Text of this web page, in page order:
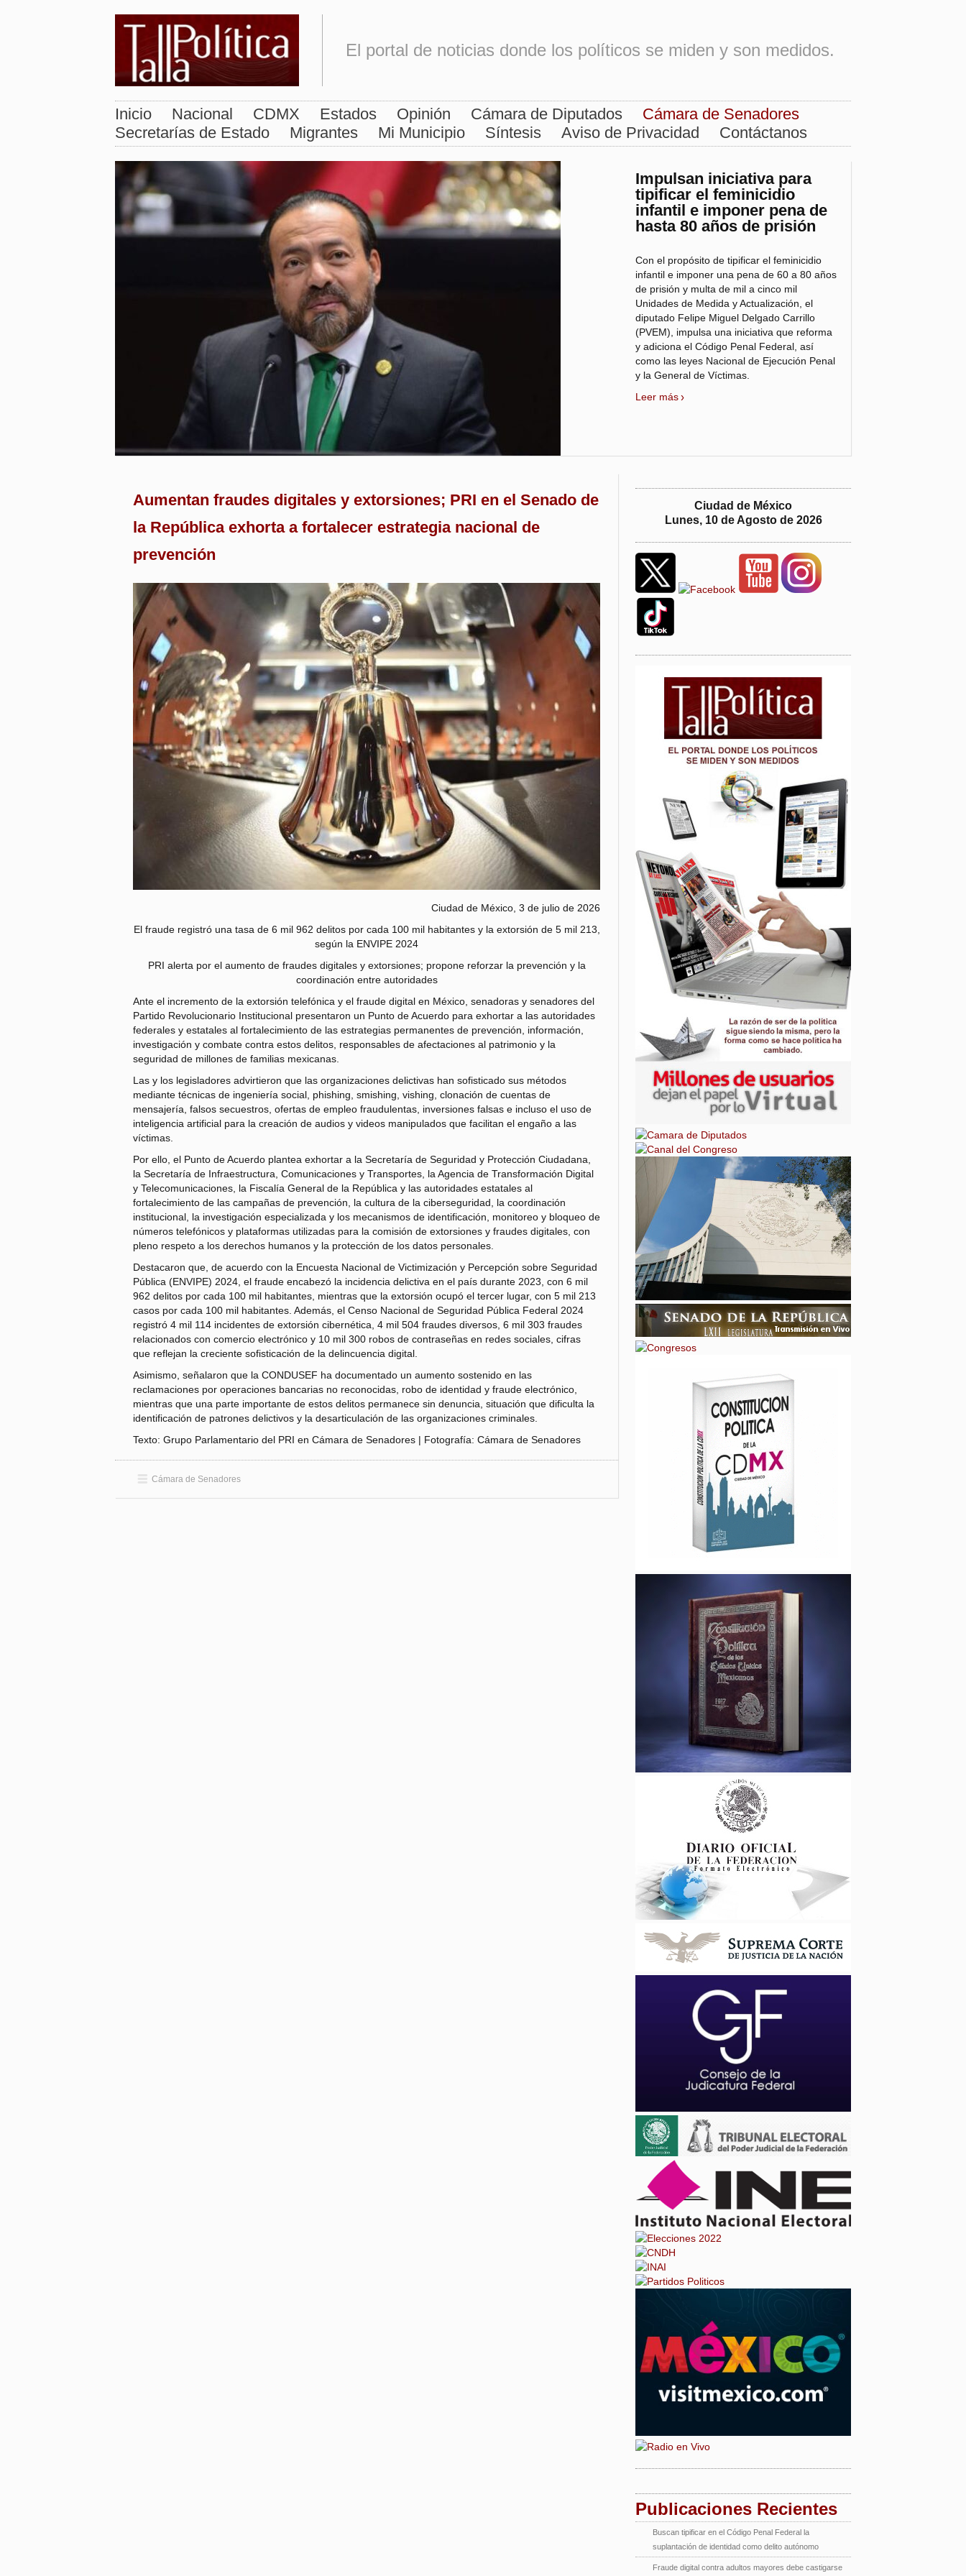
El portal de noticias donde los políticos se miden y son medidos.
Inicio Nacional CDMX Estados Opinión Cámara de Diputados
Cámara de Senadores
Secretarías de Estado
Migrantes Mi Municipio Síntesis Aviso de Privacidad Contáctanos
Impulsan iniciativa para
tipificar el feminicidio
infantil e imponer pena de
hasta 80 años de prisión
Con el propósito de tipificar el feminicidio
infantil e imponer una pena de 60 a 80 años
de prisión y multa de mil a cinco mil
Unidades de Medida y Actualización, el
diputado Felipe Miguel Delgado Carrillo
(PVEM), impulsa una iniciativa que reforma
y adiciona el Código Penal Federal, así
como las leyes Nacional de Ejecución Penal
y la General de Víctimas.
Leer más
Aumentan fraudes digitales y extorsiones; PRI en el Senado de
la República exhorta a fortalecer estrategia nacional de
prevención
Ciudad de México, 3 de julio de 2026
El fraude registró una tasa de 6 mil 962 delitos por cada 100 mil habitantes y la extorsión de 5 mil 213,
según la ENVIPE 2024
PRI alerta por el aumento de fraudes digitales y extorsiones; propone reforzar la prevención y la
coordinación entre autoridades
Ante el incremento de la extorsión telefónica y el fraude digital en México, senadoras y senadores del
Partido Revolucionario Institucional presentaron un Punto de Acuerdo para exhortar a las autoridades
federales y estatales al fortalecimiento de las estrategias permanentes de prevención, información,
investigación y combate contra estos delitos, responsables de afectaciones al patrimonio y la
seguridad de millones de familias mexicanas.
Las y los legisladores advirtieron que las organizaciones delictivas han sofisticado sus métodos
mediante técnicas de ingeniería social, phishing, smishing, vishing, clonación de cuentas de
mensajería, falsos secuestros, ofertas de empleo fraudulentas, inversiones falsas e incluso el uso de
inteligencia artificial para la creación de audios y videos manipulados que facilitan el engaño a las
víctimas.
Por ello, el Punto de Acuerdo plantea exhortar a la Secretaría de Seguridad y Protección Ciudadana,
la Secretaría de Infraestructura, Comunicaciones y Transportes, la Agencia de Transformación Digital
y Telecomunicaciones, la Fiscalía General de la República y las autoridades estatales al
fortalecimiento de las campañas de prevención, la cultura de la ciberseguridad, la coordinación
institucional, la investigación especializada y los mecanismos de identificación, monitoreo y bloqueo de
números telefónicos y plataformas utilizadas para la comisión de extorsiones y fraudes digitales, con
pleno respeto a los derechos humanos y la protección de los datos personales.
Destacaron que, de acuerdo con la Encuesta Nacional de Victimización y Percepción sobre Seguridad
Pública (ENVIPE) 2024, el fraude encabezó la incidencia delictiva en el país durante 2023, con 6 mil
962 delitos por cada 100 mil habitantes, mientras que la extorsión ocupó el tercer lugar, con 5 mil 213
casos por cada 100 mil habitantes. Además, el Censo Nacional de Seguridad Pública Federal 2024
registró 4 mil 114 incidentes de extorsión cibernética, 4 mil 504 fraudes diversos, 6 mil 303 fraudes
relacionados con comercio electrónico y 10 mil 300 robos de contraseñas en redes sociales, cifras
que reflejan la creciente sofisticación de la delincuencia digital.
Asimismo, señalaron que la CONDUSEF ha documentado un aumento sostenido en las
reclamaciones por operaciones bancarias no reconocidas, robo de identidad y fraude electrónico,
mientras que una parte importante de estos delitos permanece sin denuncia, situación que dificulta la
identificación de patrones delictivos y la desarticulación de las organizaciones criminales.
Texto: Grupo Parlamentario del PRI en Cámara de Senadores | Fotografía: Cámara de Senadores
Cámara de Senadores
Ciudad de México
Lunes, 10 de Agosto de 2026
Publicaciones Recientes
Buscan tipificar en el Código Penal Federal la
suplantación de identidad como delito autónomo
Fraude digital contra adultos mayores debe castigarse